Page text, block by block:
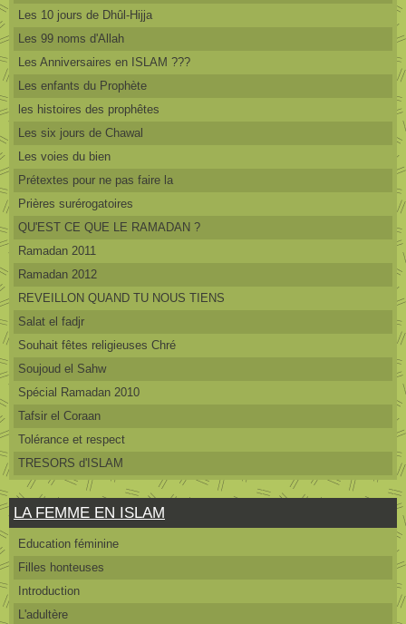
Les 10 jours de Dhûl-Hijja
Les 99 noms d'Allah
Les Anniversaires en ISLAM ???
Les enfants du Prophète
les histoires des prophêtes
Les six jours de Chawal
Les voies du bien
Prétextes pour ne pas faire la
Prières surérogatoires
QU'EST CE QUE LE RAMADAN ?
Ramadan 2011
Ramadan 2012
REVEILLON QUAND TU NOUS TIENS
Salat el fadjr
Souhait fêtes religieuses Chré
Soujoud el Sahw
Spécial Ramadan 2010
Tafsir el Coraan
Tolérance et respect
TRESORS d'ISLAM
LA FEMME EN ISLAM
Education féminine
Filles honteuses
Introduction
L'adultère